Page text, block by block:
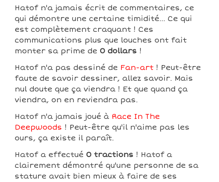
Hatof n'a jamais écrit de commentaires, ce
qui démontre une certaine timidité... Ce qui
est complètement craquant ! Ces
communications plus que louches ont fait
monter sa prime de 0 dollars !
Hatof n'a pas dessiné de Fan-art ! Peut-être
faute de savoir dessiner, allez savoir. Mais
nul doute que ça viendra ! Et que quand ça
viendra, on en reviendra pas.
Hatof n'a jamais joué à Race In The
Deepwoods ! Peut-être qu'il n'aime pas les
ours, ça existe il paraît.
Hatof a effectué 0 tractions ! Hatof a
clairement démontré qu'une personne de sa
stature avait bien mieux à faire de ses